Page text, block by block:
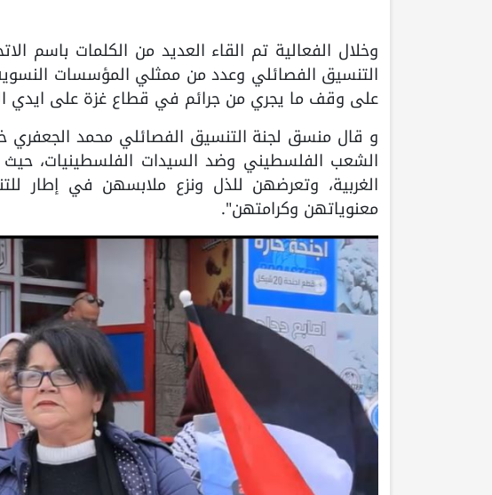
وخلال الفعالية تم القاء العديد من الكلمات باسم
التنسيق الفصائلي وعدد من ممثلي المؤسسات
على وقف ما يجري من جرائم في قطاع غزة على ايدي
و قال منسق لجنة التنسيق الفصائلي محمد الجعفري
الشعب الفلسطيني وضد السيدات الفلسطينيات،
الغربية، وتعرضهن للذل ونزع ملابسهن في إطار
معنوياتهن وكرامتهن".